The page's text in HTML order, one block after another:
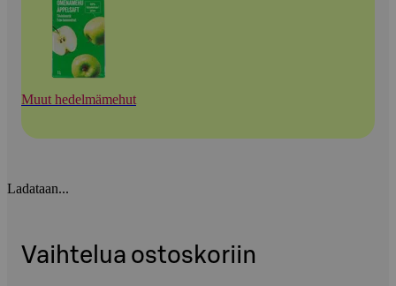
Muut hedelmämehut
Ladataan...
Vaihtelua ostoskoriin